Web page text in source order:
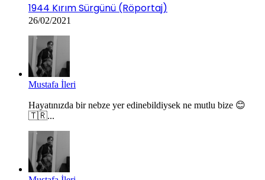
1944 Kırım Sürgünü (Röportaj)
26/02/2021
Mustafa İleri
Hayatınızda bir nebze yer edinebildiysek ne mutlu bize 😊
🇹🇷...